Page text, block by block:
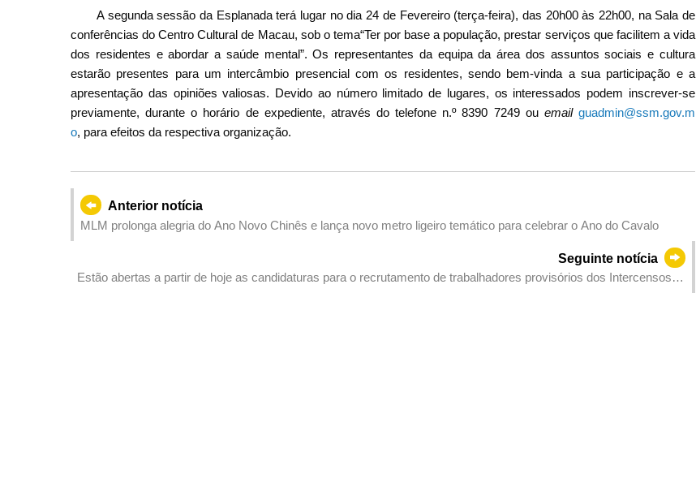
A segunda sessão da Esplanada terá lugar no dia 24 de Fevereiro (terça-feira), das 20h00 às 22h00, na Sala de
conferências do Centro Cultural de Macau, sob o tema“Ter por base a população, prestar serviços que facilitem a vida
dos residentes e abordar a saúde mental”. Os representantes da equipa da área dos assuntos sociais e cultura
estarão presentes para um intercâmbio presencial com os residentes, sendo bem-vinda a sua participação e a
apresentação das opiniões valiosas. Devido ao número limitado de lugares, os interessados ​​podem inscrever-se
previamente, durante o horário de expediente, através do telefone n.º 8390 7249 ou email guadmin@ssm.gov.m
o, para efeitos da respectiva organização.
Anterior notícia
MLM prolonga alegria do Ano Novo Chinês e lança novo metro ligeiro temático para celebrar o Ano do Cavalo
Seguinte notícia
Estão abertas a partir de hoje as candidaturas para o recrutamento de trabalhadores provisórios dos Intercensos